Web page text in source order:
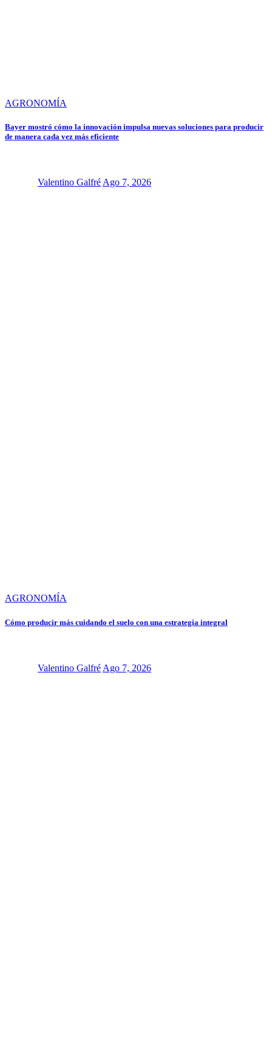
AGRONOMÍA
Bayer mostró cómo la innovación impulsa nuevas soluciones para producir
de manera cada vez más eficiente
Valentino GalfréAgo 7, 2026
AGRONOMÍA
Cómo producir más cuidando el suelo con una estrategia integral
Valentino Galfré Ago 7, 2026